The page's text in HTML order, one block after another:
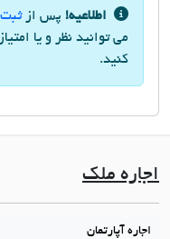
اطلاعیه! پس ازثبت
می توانید نظر و یا
کنید.
اجاره ملک
اجاره آپارتمان